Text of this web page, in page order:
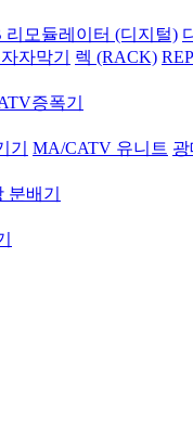
리모듈레이터 (디지털)
자막기 렉 (RACK)
증폭기
기 MA/CATV 유니트 광
분배기